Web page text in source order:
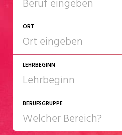
ORT
LEHRBEGINN
2027
BERUFSGRUPPE